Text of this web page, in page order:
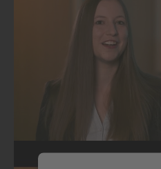
des Service zu,
Mehr
powered by
Mit Sicherheit glänzend